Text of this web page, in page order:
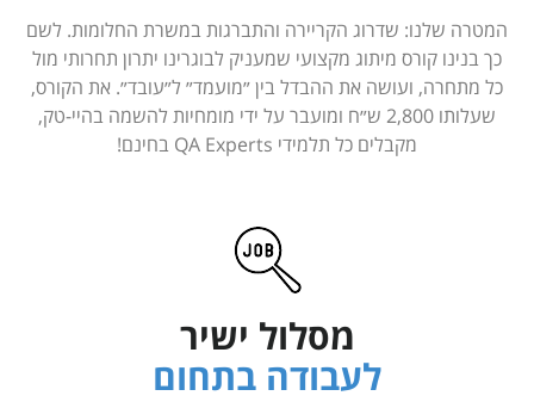
המטרה שלנו: שדרוג הקריירה והתברגות במשרת החלומות. לשם
כך בנינו קורס מיתוג מקצועי שמעניק לבוגרינו יתרון תחרותי מול
כל מתחרה, ועושה את ההבדל בין ״מועמד״ ל״עובד״. את הקורס,
שעלותו 2,800 ש״ח ומועבר על ידי מומחיות להשמה בהיי-טק,
מקבלים כל תלמידי QA Experts בחינם!
מסלול ישיר
לעבודה בתחום